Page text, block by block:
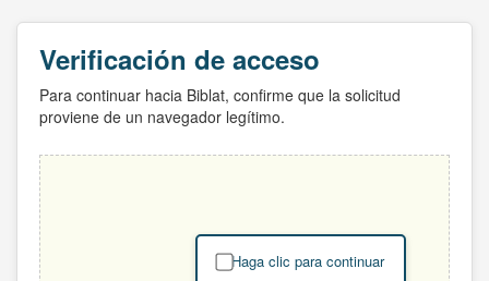
Verificación de acceso
Para continuar hacia Biblat, confirme que la solicitud
proviene de un navegador legítimo.
Haga clic para continuar